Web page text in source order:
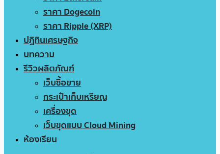
ราคา Dogecoin
ราคา Ripple (XRP)
ปฏิทินเศรษฐกิจ
บทความ
รีวิวผลิตภัณฑ์
เว็บซื้อขาย
กระเป๋าเก็บเหรียญ
เครื่องขุด
เว็บขุดแบบ Cloud Mining
ห้องเรียน